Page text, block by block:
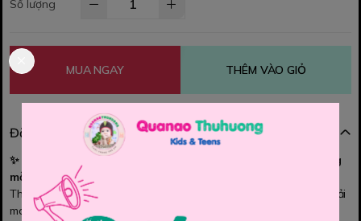
Số lượng
MUA NGAY THÊM VÀO GIỎ
Đặc điểm nổi bật
✨ Áo khoác gió siêu nhẹ cho bé trai – thoải mái, năng động
mỗi ngày ✨
Thiết kế năng động, chất vải gió mềm mịn, nhẹ tênh giúp bé thoải
mái vui chơi.